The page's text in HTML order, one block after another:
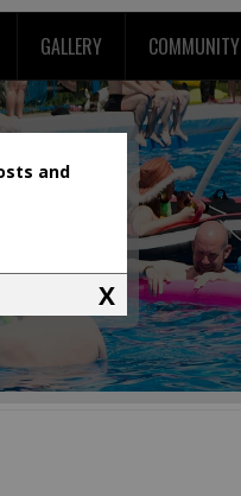
GALLERY COMMUNITY
and
X